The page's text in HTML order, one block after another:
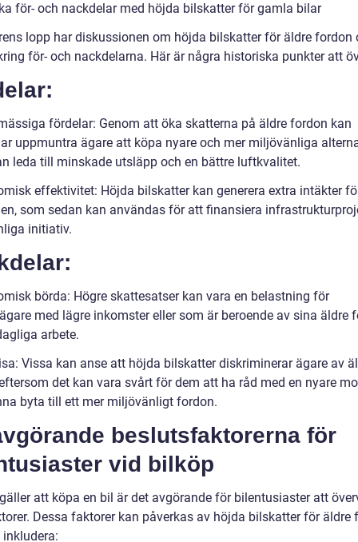
för- och nackdelar med höjda bilskatter för gamla bilar
lopp har diskussionen om höjda bilskatter för äldre fordon
för- och nackdelarna. Här är några historiska punkter att
fördelar: Genom att öka skatterna på äldre fordon kan
uppmuntra ägare att köpa nyare och mer miljövänliga
leda till minskade utsläpp och en bättre luftkvalitet.
effektivitet: Höjda bilskatter kan generera extra intäkter
som sedan kan användas för att finansiera
initiativ.
börda: Högre skattesatser kan vara en belastning för
med lägre inkomster eller som är beroende av sina äldre
arbete.
Vissa kan anse att höjda bilskatter diskriminerar ägare av
det kan vara svårt för dem att ha råd med en nyare
byta till ett mer miljövänligt fordon.
beslutsfaktorerna för
vid bilköp
att köpa en bil är det avgörande för bilentusiaster att
Dessa faktorer kan påverkas av höjda bilskatter för äldre